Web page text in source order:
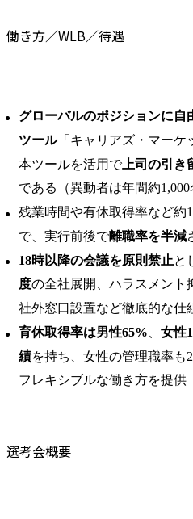
働き方／WLB／待遇
グローバルのポジションに自
ツール「キャリアズ・マーケ
本ツールを活用で上司の引き
である（異動者は年間約1,000
残業時間や有休取得率など約
で、実行前後で離職率を半減
18時以降の会議を原則禁止と
度の全社展開、ハラスメント
社外窓口設置など徹底的な仕
育休取得率は男性65%
女性
績を持ち、女性の管理職率も
フレキシブルな働き方を提供
選考会概要